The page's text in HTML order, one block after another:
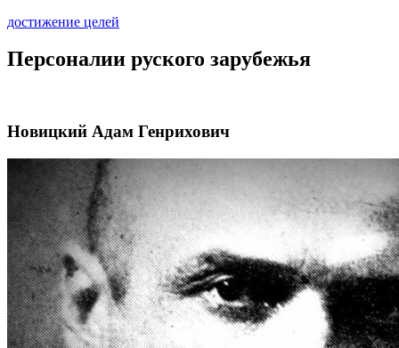
достижение целей
Персоналии руского зарубежья
Новицкий Адам Генрихович